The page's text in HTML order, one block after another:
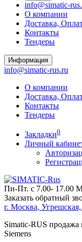
info@simatic-
О компании
Доставка,
Контакты
Тендеры
Информация
info@simatic-rus.ru
О компании
Доставка,
Контакты
Тендеры
Закладки0
Личный
Пн-Пт. с 7.00- 17.00
Заказать обратный
г. Москва, Угрешская,
Simatic-RUS
Siemens